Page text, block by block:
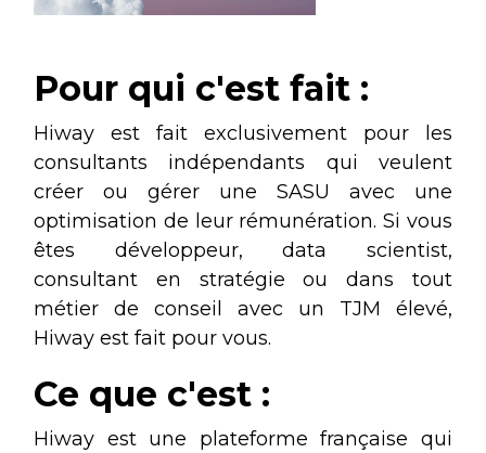
Pour qui c'est fait :
Hiway est fait exclusivement pour les
consultants indépendants qui veulent
créer ou gérer une SASU avec une
optimisation de leur rémunération. Si vous
êtes développeur, data scientist,
consultant en stratégie ou dans tout
métier de conseil avec un TJM élevé,
Hiway est fait pour vous.
Ce que c'est :
Hiway est une plateforme française qui